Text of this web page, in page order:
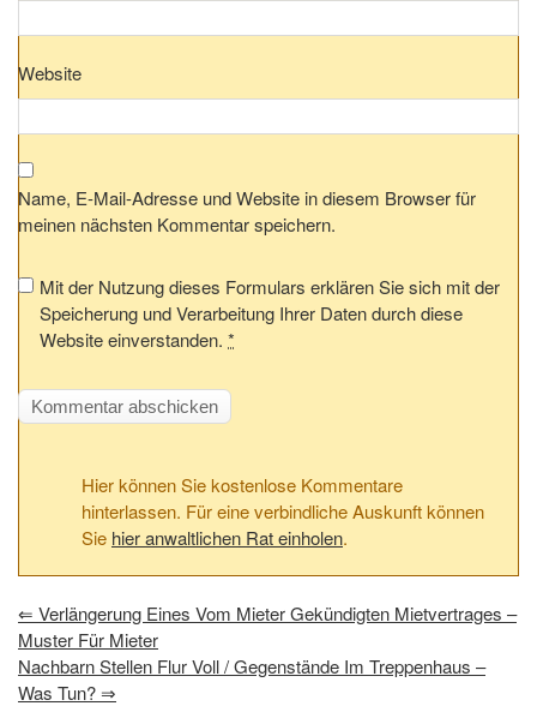
Website
Name, E-Mail-Adresse und Website in diesem Browser für
meinen nächsten Kommentar speichern.
Mit der Nutzung dieses Formulars erklären Sie sich mit der
Speicherung und Verarbeitung Ihrer Daten durch diese
Website einverstanden. *
Hier können Sie kostenlose Kommentare
hinterlassen. Für eine verbindliche Auskunft können
Sie hier anwaltlichen Rat einholen.
⇐ Verlängerung Eines Vom Mieter Gekündigten Mietvertrages –
Muster Für Mieter
Nachbarn Stellen Flur Voll / Gegenstände Im Treppenhaus –
Was Tun?⇒